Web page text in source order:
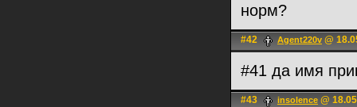
норм?
#42 Agent220v @
#41 да имя
#43 insolence @